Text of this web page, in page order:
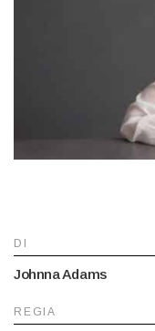
DI
Johnna Adams
REGIA